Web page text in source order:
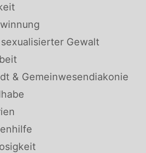
Gewalt
& Gemeinwesendiakonie